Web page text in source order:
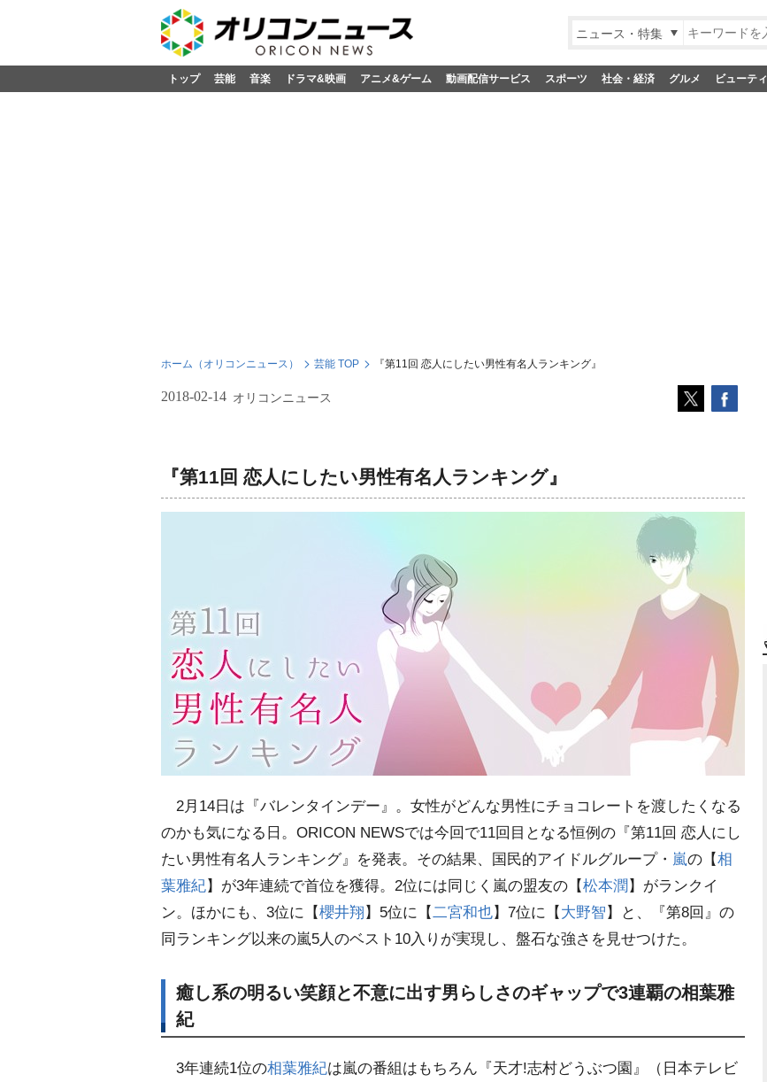
ニュース・特集
トップ 芸能 音楽 ドラマ&映画 アニメ&ゲーム 動画配信サービス スポーツ 社会・経済 グルメ ビューティ
ホーム（オリコンニュース） 芸能 TOP 『第11回 恋人にしたい男性有名人ランキング』
2018-02-14 オリコンニュース
『第11回 恋人にしたい男性有名人ランキング』
2月14日は『バレンタインデー』。女性がどんな男性にチョコレートを渡したくなる
のかも気になる日。ORICON NEWSでは今回で11回目となる恒例の『第11回 恋人にし
たい男性有名人ランキング』を発表。その結果、国民的アイドルグループ・ 嵐の【相
葉雅紀】が3年連続で首位を獲得。2位には同じく嵐の盟友の【松本潤 】がランクイ
ン。ほかにも、3位に【櫻井翔 】5位に【二宮和也】7位に【 大野智 】と、『第8回』の
同ランキング以来の嵐5人のベスト10入りが実現し、盤石な強さを見せつけた。
癒し系の明るい笑顔と不意に出す男らしさのギャップで3連覇の相葉雅
紀
3年連続1位の相葉雅紀は嵐の番組はもちろん『天才!志村どうぶつ園』（日本テレビ